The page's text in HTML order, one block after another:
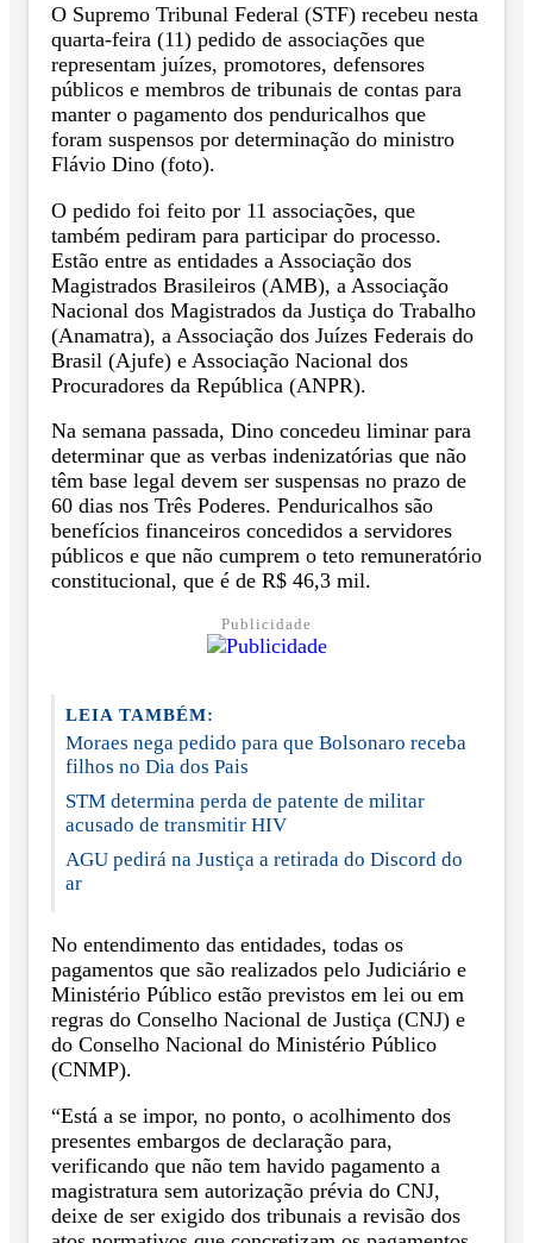
O Supremo Tribunal Federal (STF) recebeu nesta
quarta-feira (11) pedido de associações que
representam juízes, promotores, defensores
públicos e membros de tribunais de contas para
manter o pagamento dos penduricalhos que
foram suspensos por determinação do ministro
Flávio Dino (foto).
O pedido foi feito por 11 associações, que
também pediram para participar do processo.
Estão entre as entidades a Associação dos
Magistrados Brasileiros (AMB), a Associação
Nacional dos Magistrados da Justiça do Trabalho
(Anamatra), a Associação dos Juízes Federais do
Brasil (Ajufe) e Associação Nacional dos
Procuradores da República (ANPR).
Na semana passada, Dino concedeu liminar para
determinar que as verbas indenizatórias que não
têm base legal devem ser suspensas no prazo de
60 dias nos Três Poderes. Penduricalhos são
benefícios financeiros concedidos a servidores
públicos e que não cumprem o teto remuneratório
constitucional, que é de R$ 46,3 mil.
Publicidade
LEIA TAMBÉM:
Moraes nega pedido para que Bolsonaro receba
filhos no Dia dos Pais
STM determina perda de patente de militar
acusado de transmitir HIV
AGU pedirá na Justiça a retirada do Discord do
ar
No entendimento das entidades, todas os
pagamentos que são realizados pelo Judiciário e
Ministério Público estão previstos em lei ou em
regras do Conselho Nacional de Justiça (CNJ) e
do Conselho Nacional do Ministério Público
(CNMP).
“Está a se impor, no ponto, o acolhimento dos
presentes embargos de declaração para,
verificando que não tem havido pagamento a
magistratura sem autorização prévia do CNJ,
deixe de ser exigido dos tribunais a revisão dos